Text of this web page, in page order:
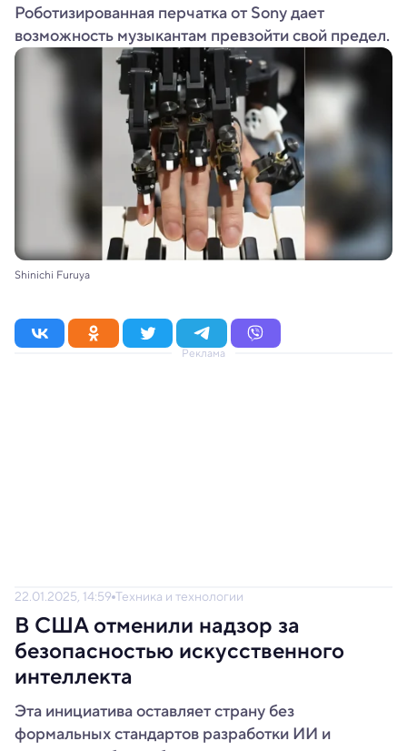
Роботизированная перчатка от Sony дает
возможность музыкантам превзойти свой предел.
Shinichi Furuya
Реклама
22.01.2025, 14:59 Техника и технологии
В США отменили надзор за
безопасностью искусственного
интеллекта
Эта инициатива оставляет страну без
формальных стандартов разработки ИИ и